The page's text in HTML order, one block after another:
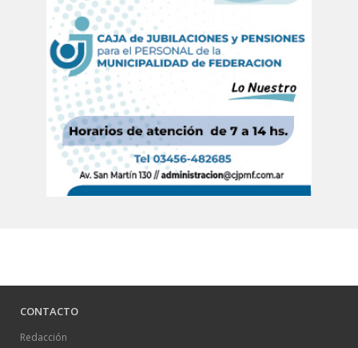
CONTACTO
Redacción